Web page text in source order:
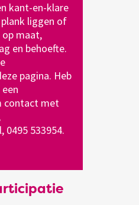
kant-en-klare
liggen of
maat,
en behoefte.
pagina. Heb
contact met
, 0495 533954.